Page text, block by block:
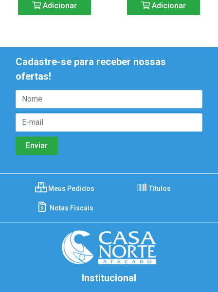
Adicionar Adicionar
Cadastre-se para receber nossas
ofertas!
Meus Pedidos Títulos
Notas Fiscais
Institucional